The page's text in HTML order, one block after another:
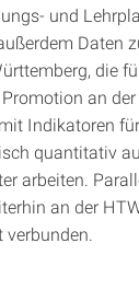
und
Daten
die
an
Indikatoren
quantitativ
arbeiten.
an der